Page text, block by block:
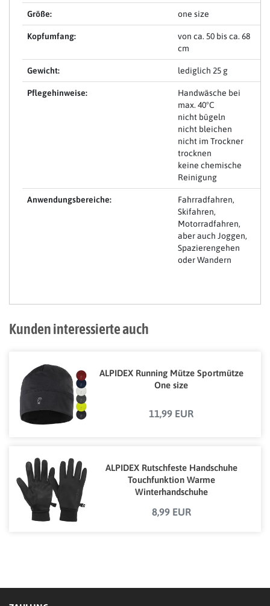
Größe: one size
Kopfumfang:
von ca. 50 bis ca. 68
cm
Gewicht: lediglich 25 g
Pflegehinweise:
Handwäsche bei
max. 40°C
nicht bügeln
nicht bleichen
nicht im Trockner
trocknen
keine chemische
Reinigung
Anwendungsbereiche:
Fahrradfahren,
Skifahren,
Motorradfahren,
aber auch Joggen,
Spazierengehen
oder Wandern
Kunden interessierte auch
ALPIDEX Running Mütze Sportmütze
One size
11,99 EUR
ALPIDEX Rutschfeste Handschuhe
Touchfunktion Warme
Winterhandschuhe
8,99 EUR